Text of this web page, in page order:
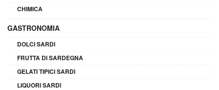
CHIMICA
GASTRONOMIA
DOLCI SARDI
FRUTTA DI SARDEGNA
GELATI TIPICI SARDI
LIQUORI SARDI